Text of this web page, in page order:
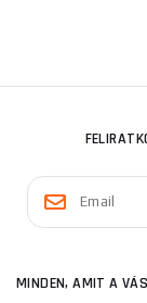
MINDEN, AMIT A